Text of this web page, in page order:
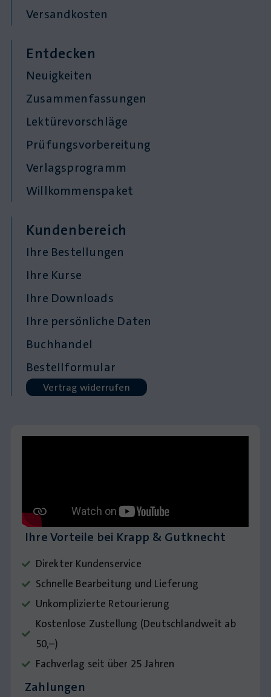
Versandkosten
Entdecken
Neuigkeiten
Zusammenfassungen
Lektürevorschläge
Prüfungsvorbereitung
Verlagsprogramm
Willkommenspaket
Kundenbereich
Ihre Bestellungen
Ihre Kurse
Ihre Downloads
Ihre persönliche Daten
Buchhandel
Bestellformular
Vertrag widerrufen
Ihre Vorteile bei Krapp & Gutknecht
Direkter Kundenservice
Schnelle Bearbeitung und Lieferung
Unkomplizierte Retourierung
Kostenlose Zustellung (Deutschlandweit ab
50,–)
Fachverlag seit über 25 Jahren
Zahlungen